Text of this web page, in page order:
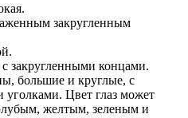
закругленным
закругленными концами.
большие и круглые, с
Цвет глаз может
желтым, зеленым и